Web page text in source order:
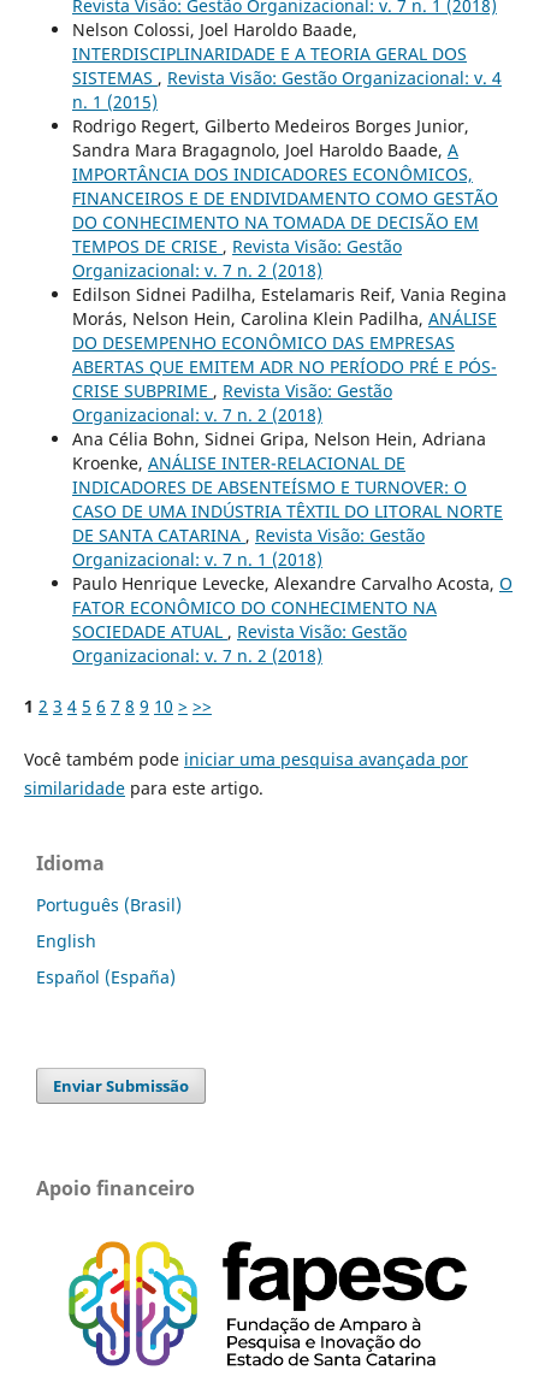
Revista Visão: Gestão Organizacional: v. 7 n. 1 (2018)
Nelson Colossi, Joel Haroldo Baade,
INTERDISCIPLINARIDADE E A TEORIA GERAL DOS
SISTEMAS , Revista Visão: Gestão Organizacional: v. 4
n. 1 (2015)
Rodrigo Regert, Gilberto Medeiros Borges Junior,
Sandra Mara Bragagnolo, Joel Haroldo Baade, A
IMPORTÂNCIA DOS INDICADORES ECONÔMICOS,
FINANCEIROS E DE ENDIVIDAMENTO COMO GESTÃO
DO CONHECIMENTO NA TOMADA DE DECISÃO EM
TEMPOS DE CRISE , Revista Visão: Gestão
Organizacional: v. 7 n. 2 (2018)
Edilson Sidnei Padilha, Estelamaris Reif, Vania Regina
Morás, Nelson Hein, Carolina Klein Padilha, ANÁLISE
DO DESEMPENHO ECONÔMICO DAS EMPRESAS
ABERTAS QUE EMITEM ADR NO PERÍODO PRÉ E PÓS-
CRISE SUBPRIME , Revista Visão: Gestão
Organizacional: v. 7 n. 2 (2018)
Ana Célia Bohn, Sidnei Gripa, Nelson Hein, Adriana
Kroenke, ANÁLISE INTER-RELACIONAL DE
INDICADORES DE ABSENTEÍSMO E TURNOVER: O
CASO DE UMA INDÚSTRIA TÊXTIL DO LITORAL NORTE
DE SANTA CATARINA , Revista Visão: Gestão
Organizacional: v. 7 n. 1 (2018)
Paulo Henrique Levecke, Alexandre Carvalho Acosta, O
FATOR ECONÔMICO DO CONHECIMENTO NA
SOCIEDADE ATUAL , Revista Visão: Gestão
Organizacional: v. 7 n. 2 (2018)
1 2 3 4 5 6 7 8 9 10 > >>
Você também pode iniciar uma pesquisa avançada por
similaridadepara este artigo.
Idioma
Português (Brasil)
English
Español (España)
Enviar Submissão
Apoio financeiro